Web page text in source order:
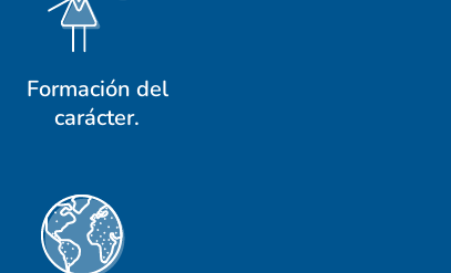
Formación del
carácter.